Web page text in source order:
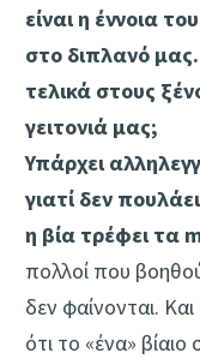
είναι η έννοια
στο διπλανό
τελικά στους
γειτονιά μας;
Υπάρχει
γιατί δεν
η βία τρέφει τα
πολλοί που
δεν φαίνονται.
ότι το «ένα»